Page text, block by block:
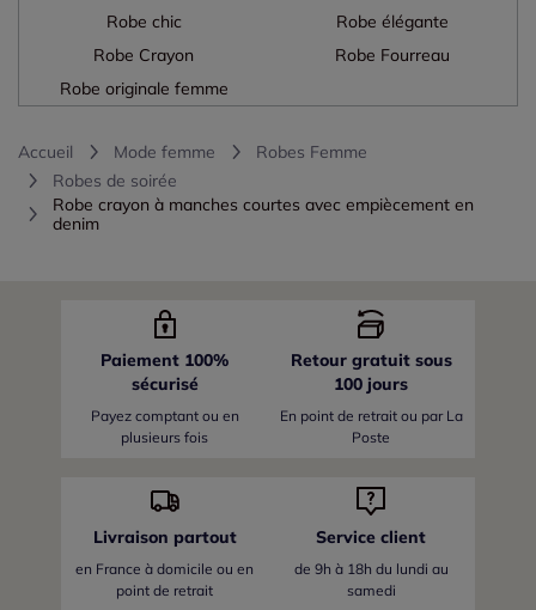
Robe chic
Robe Crayon
Robe originale femme
Robe élégante
Robe Fourreau
Accueil Mode femme
Robes Femme
Robes de soirée
Robe crayon à manches courtes avec empiècement en
denim
Paiement 100%
sécurisé
Payez comptant ou en
plusieurs fois
Retour gratuit sous
100 jours
En point de retrait ou par La
Poste
Livraison partout
en France à domicile ou en
point de retrait
Service client
de 9h à 18h du lundi au
samedi